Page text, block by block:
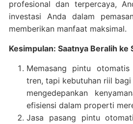
profesional dan terpercaya,
investasi Anda dalam
memberikan manfaat maksimal.
Kesimpulan: Saatnya Beralih ke
Memasang pintu
tren, tapi kebutuhan riil
mengedepankan
efisiensi dalam properti
Jasa pasang pintu